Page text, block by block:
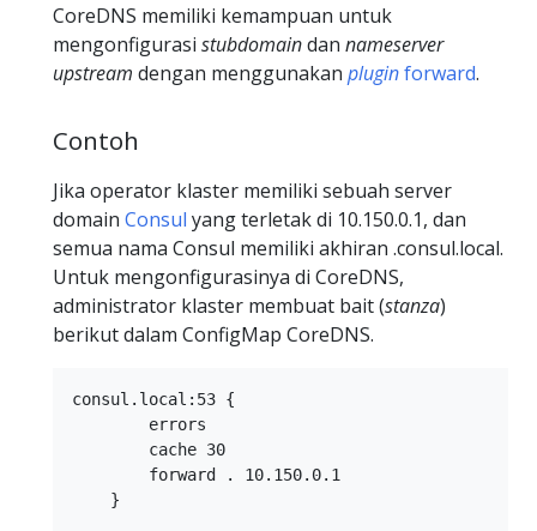
CoreDNS memiliki kemampuan untuk
mengonfigurasi stubdomaindan nameserver
upstream dengan menggunakan pluginforward.
Contoh
Jika operator klaster memiliki sebuah server
domain Consul yang terletak di 10.150.0.1, dan
semua nama Consul memiliki akhiran .consul.local.
Untuk mengonfigurasinya di CoreDNS,
administrator klaster membuat bait (stanza)
berikut dalam ConfigMap CoreDNS.
consul.local:53 {
        errors
        cache 30
        forward . 10.150.0.1